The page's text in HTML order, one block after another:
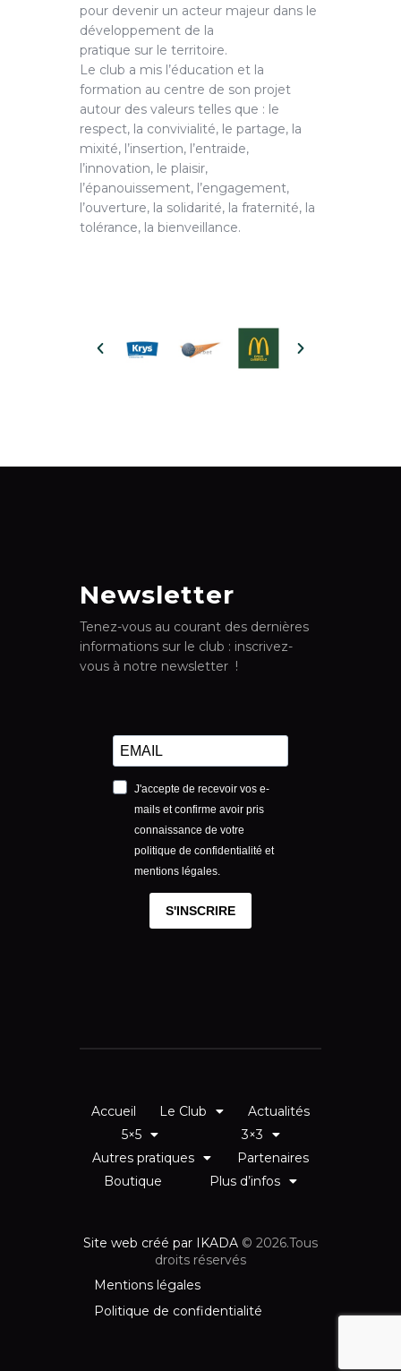
pour devenir un acteur majeur dans le
développement de la
pratique sur le territoire.
Le club a mis l’éducation et la
formation au centre de son projet
autour des valeurs telles que : le
respect, la convivialité, le partage, la
mixité, l’insertion, l’entraide,
l’innovation, le plaisir,
l’épanouissement, l’engagement,
l’ouverture, la solidarité, la fraternité, la
tolérance, la bienveillance.
Newsletter
Tenez-vous au courant des dernières
informations sur le club : inscrivez-
vous à notre newsletter !
J'accepte de recevoir vos e-
mails et confirme avoir pris
connaissance de votre
politique de confidentialité et
mentions légales.
S'INSCRIRE
Accueil Le Club
Actualités
5×5
3×3
Autres pratiques
Partenaires
Boutique
Plus d’infos
Site web créé par IKADA © 2026.Tous
droits réservés
Mentions légales
Politique de confidentialité